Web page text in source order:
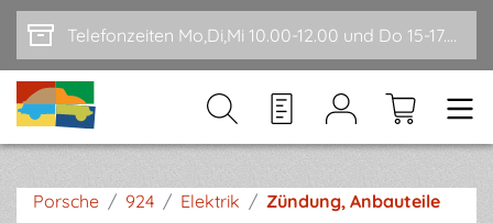
Zum Hauptinhalt springen Telefonzeiten Mo,Di,Mi 10.00-12.00 und Do 15-17.00
Porsche / 924 / Elektrik / Zündung, Anbauteile